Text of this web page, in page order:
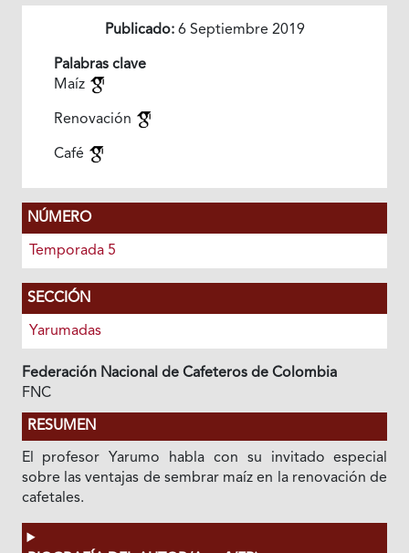
Publicado:6 Septiembre 2019
Palabras clave
Maíz
Renovación
Café
NÚMERO
Temporada 5
SECCIÓN
Yarumadas
Federación Nacional de Cafeteros de Colombia
FNC
RESUMEN
El profesor Yarumo habla con su invitado especial
sobre las ventajas de sembrar maíz en la renovación de
cafetales.